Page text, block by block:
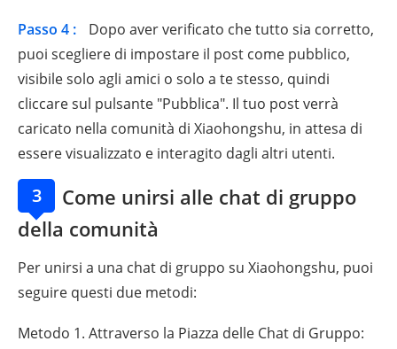
Passo 4 :
Dopo aver verificato che tutto sia corretto,
puoi scegliere di impostare il post come pubblico,
visibile solo agli amici o solo a te stesso, quindi
cliccare sul pulsante "Pubblica". Il tuo post verrà
caricato nella comunità di Xiaohongshu, in attesa di
essere visualizzato e interagito dagli altri utenti.
3
Come unirsi alle chat di gruppo
della comunità
Per unirsi a una chat di gruppo su Xiaohongshu, puoi
seguire questi due metodi:
Metodo 1. Attraverso la Piazza delle Chat di Gruppo: